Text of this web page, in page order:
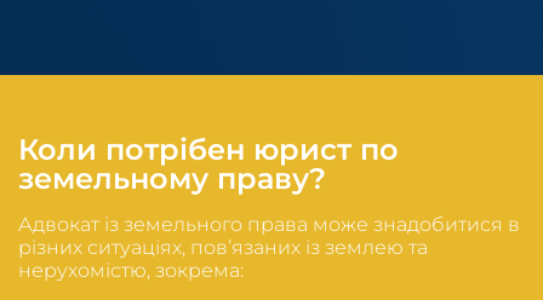
Коли потрібен юрист по
земельному праву?
Адвокат із земельного права може знадобитися в
різних ситуаціях, пов’язаних із землею та
нерухомістю, зокрема: